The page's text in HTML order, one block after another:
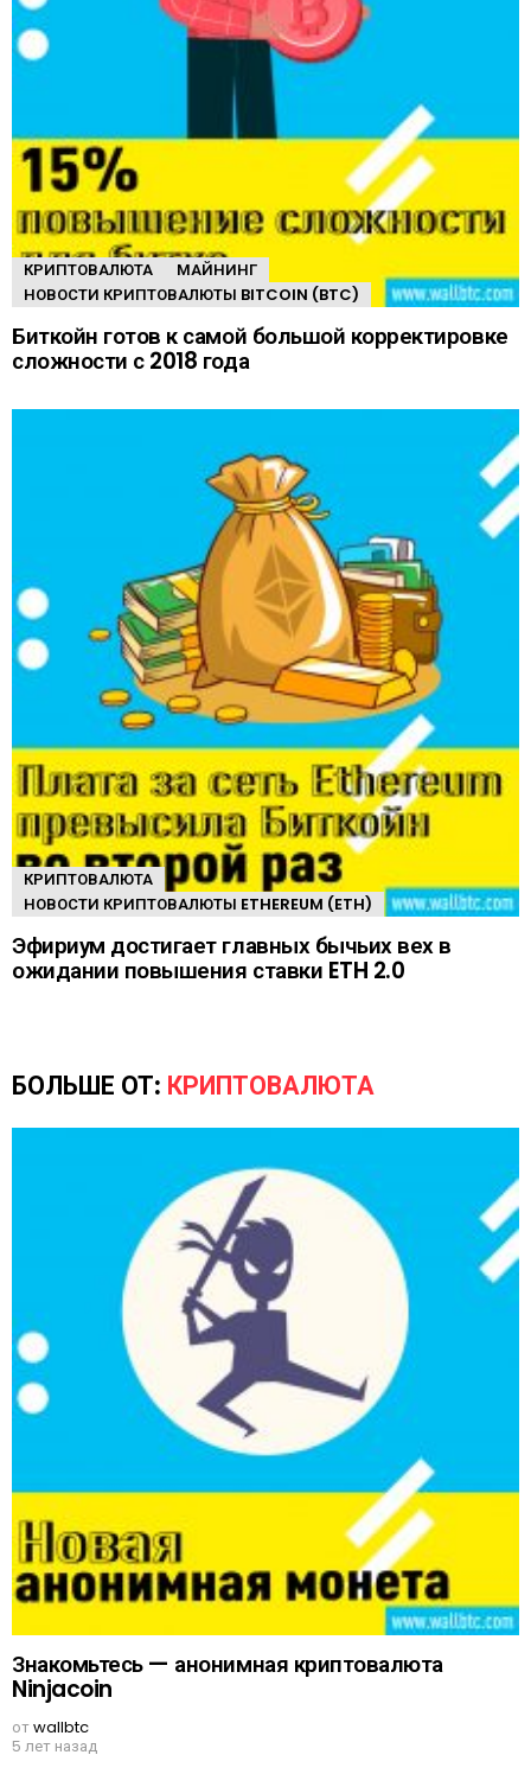
КРИПТОВАЛЮТА
МАЙНИНГ
НОВОСТИ КРИПТОВАЛЮТЫ BITCOIN (BTC)
Биткойн готов к самой большой корректировке
сложности с 2018 года
КРИПТОВАЛЮТА
НОВОСТИ КРИПТОВАЛЮТЫ ETHEREUM (ETH)
Эфириум достигает главных бычьих вех в
ожидании повышения ставки ETH 2.0
БОЛЬШЕ ОТ: КРИПТОВАЛЮТА
Знакомьтесь — анонимная криптовалюта
Ninjacoin
отwallbtc
5 лет назад